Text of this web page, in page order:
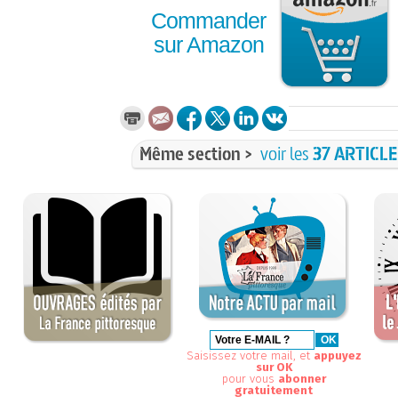
Commander
sur Amazon
Même section > voir les37
Saisissez votre mail, et appuyez
sur OK
pour vous abonner
gratuitement